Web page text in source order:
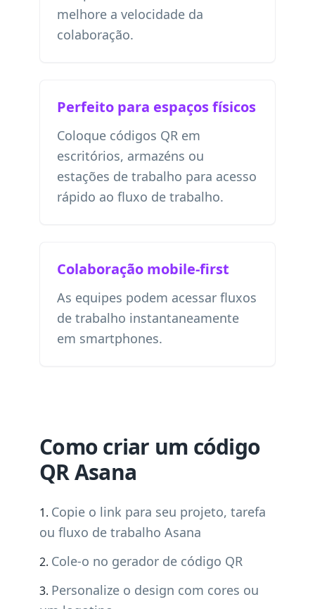
melhore a velocidade da
colaboração.
Perfeito para espaços físicos
Coloque códigos QR em
escritórios, armazéns ou
estações de trabalho para acesso
rápido ao fluxo de trabalho.
Colaboração mobile-first
As equipes podem acessar fluxos
de trabalho instantaneamente
em smartphones.
Como criar um código
QR Asana
Copie o link para seu projeto, tarefa
ou fluxo de trabalho Asana
Cole-o no gerador de código QR
Personalize o design com cores ou